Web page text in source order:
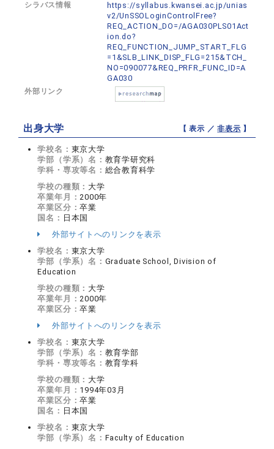
シラバス情報
https://syllabus.kwansei.ac.jp/unias
v2/UnSSOLoginControlFree?
REQ_ACTION_DO=/AGA030PLS01Act
ion.do?
REQ_FUNCTION_JUMP_START_FLG
=1&SLB_LINK_DISP_FLG=215&TCH_
NO=090077&REQ_PRFR_FUNC_ID=A
GA030
外部リンク
出身大学 【 表示 ／非表示 】
学校名： 東京大学
学部（学系）名： 教育学研究科
学科・専攻等名： 総合教育科学
学校の種類： 大学
卒業年月：2000年
卒業区分：卒業
国名： 日本国
外部サイトへのリンクを表示
学校名： 東京大学
学部（学系）名： Graduate School, Division of
Education
学校の種類： 大学
卒業年月：2000年
卒業区分：卒業
外部サイトへのリンクを表示
学校名： 東京大学
学部（学系）名： 教育学部
学科・専攻等名： 教育学科
学校の種類： 大学
卒業年月： 1994年03月
卒業区分：卒業
国名： 日本国
学校名： 東京大学
学部（学系）名： Faculty of Education